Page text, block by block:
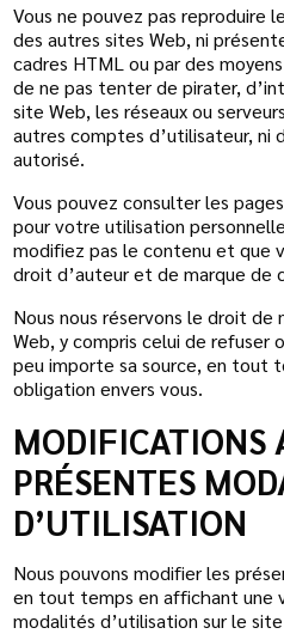
Vous ne pouvez pas reproduire
des autres sites Web, ni
cadres HTML ou par des
de ne pas tenter de pirater,
site Web, les réseaux ou
autres comptes d’utilisateur, ni
autorisé.
Vous pouvez consulter les
pour votre utilisation
modifiez pas le contenu et que
droit d’auteur et de marque de
Nous nous réservons le droit
Web, y compris celui de
peu importe sa source, en tout
obligation envers vous.
MODIFICATIONS
PRÉSENTES
D’UTILISATION
Nous pouvons modifier les
en tout temps en affichant une
modalités d’utilisation sur le